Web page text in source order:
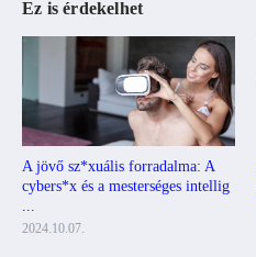
Ez is érdekelhet
A jövő sz*xuális forradalma: A
cybers*x és a mesterséges intellig
...
2024.10.07.